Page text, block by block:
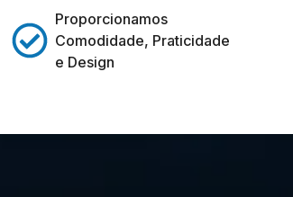
Proporcionamos
Comodidade, Praticidade
e Design